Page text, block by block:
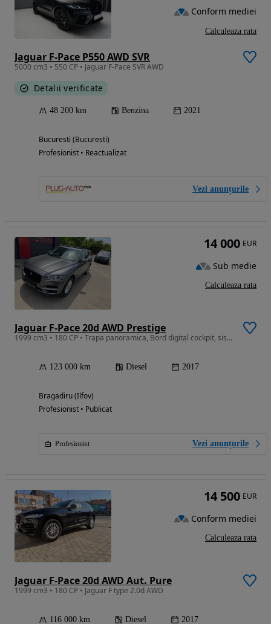
Jaguar F-Pace P550 AWD SVR
5000 cm3 • 550 CP • Jaguar F-Pace SVR AWD
Detalii verificate
48 200 km Benzina 2021
Bucuresti (Bucuresti)
Profesionist • Reactualizat
Vezi anunțurile
Conform mediei
Calculeaza rata
Jaguar F-Pace 20d AWD Prestige
1999 cm3 • 180 CP • Trapa panoramica, Bord digital cockpit, sistem audio Meridian
123 000 km Diesel 2017
Bragadiru (Ilfov)
Profesionist • Publicat
Profesionist Vezi anunțurile
14 000 EUR
Sub medie
Calculeaza rata
Jaguar F-Pace 20d AWD Aut. Pure
1999 cm3 • 180 CP • Jaguar F type 2.0d AWD
116 000 km Diesel 2017
14 500 EUR
Conform mediei
Calculeaza rata